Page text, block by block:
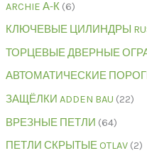
ARCHIE А-К 6
КЛЮЧЕВЫЕ ЦИЛИНДРЫ
ТОРЦЕВЫЕ ДВЕРНЫЕ
АВТОМАТИЧЕСКИЕ
ЗАЩЁЛКИ ADDEN BAU 22
ВРЕЗНЫЕ ПЕТЛИ 64
ПЕТЛИ СКРЫТЫЕ OTLAV 2